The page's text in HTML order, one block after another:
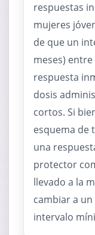
respuestas
mujeres
de que un
meses)
respuesta
dosis
cortos. Si
esquema de
una
protector
llevado a la
cambiar a
intervalo